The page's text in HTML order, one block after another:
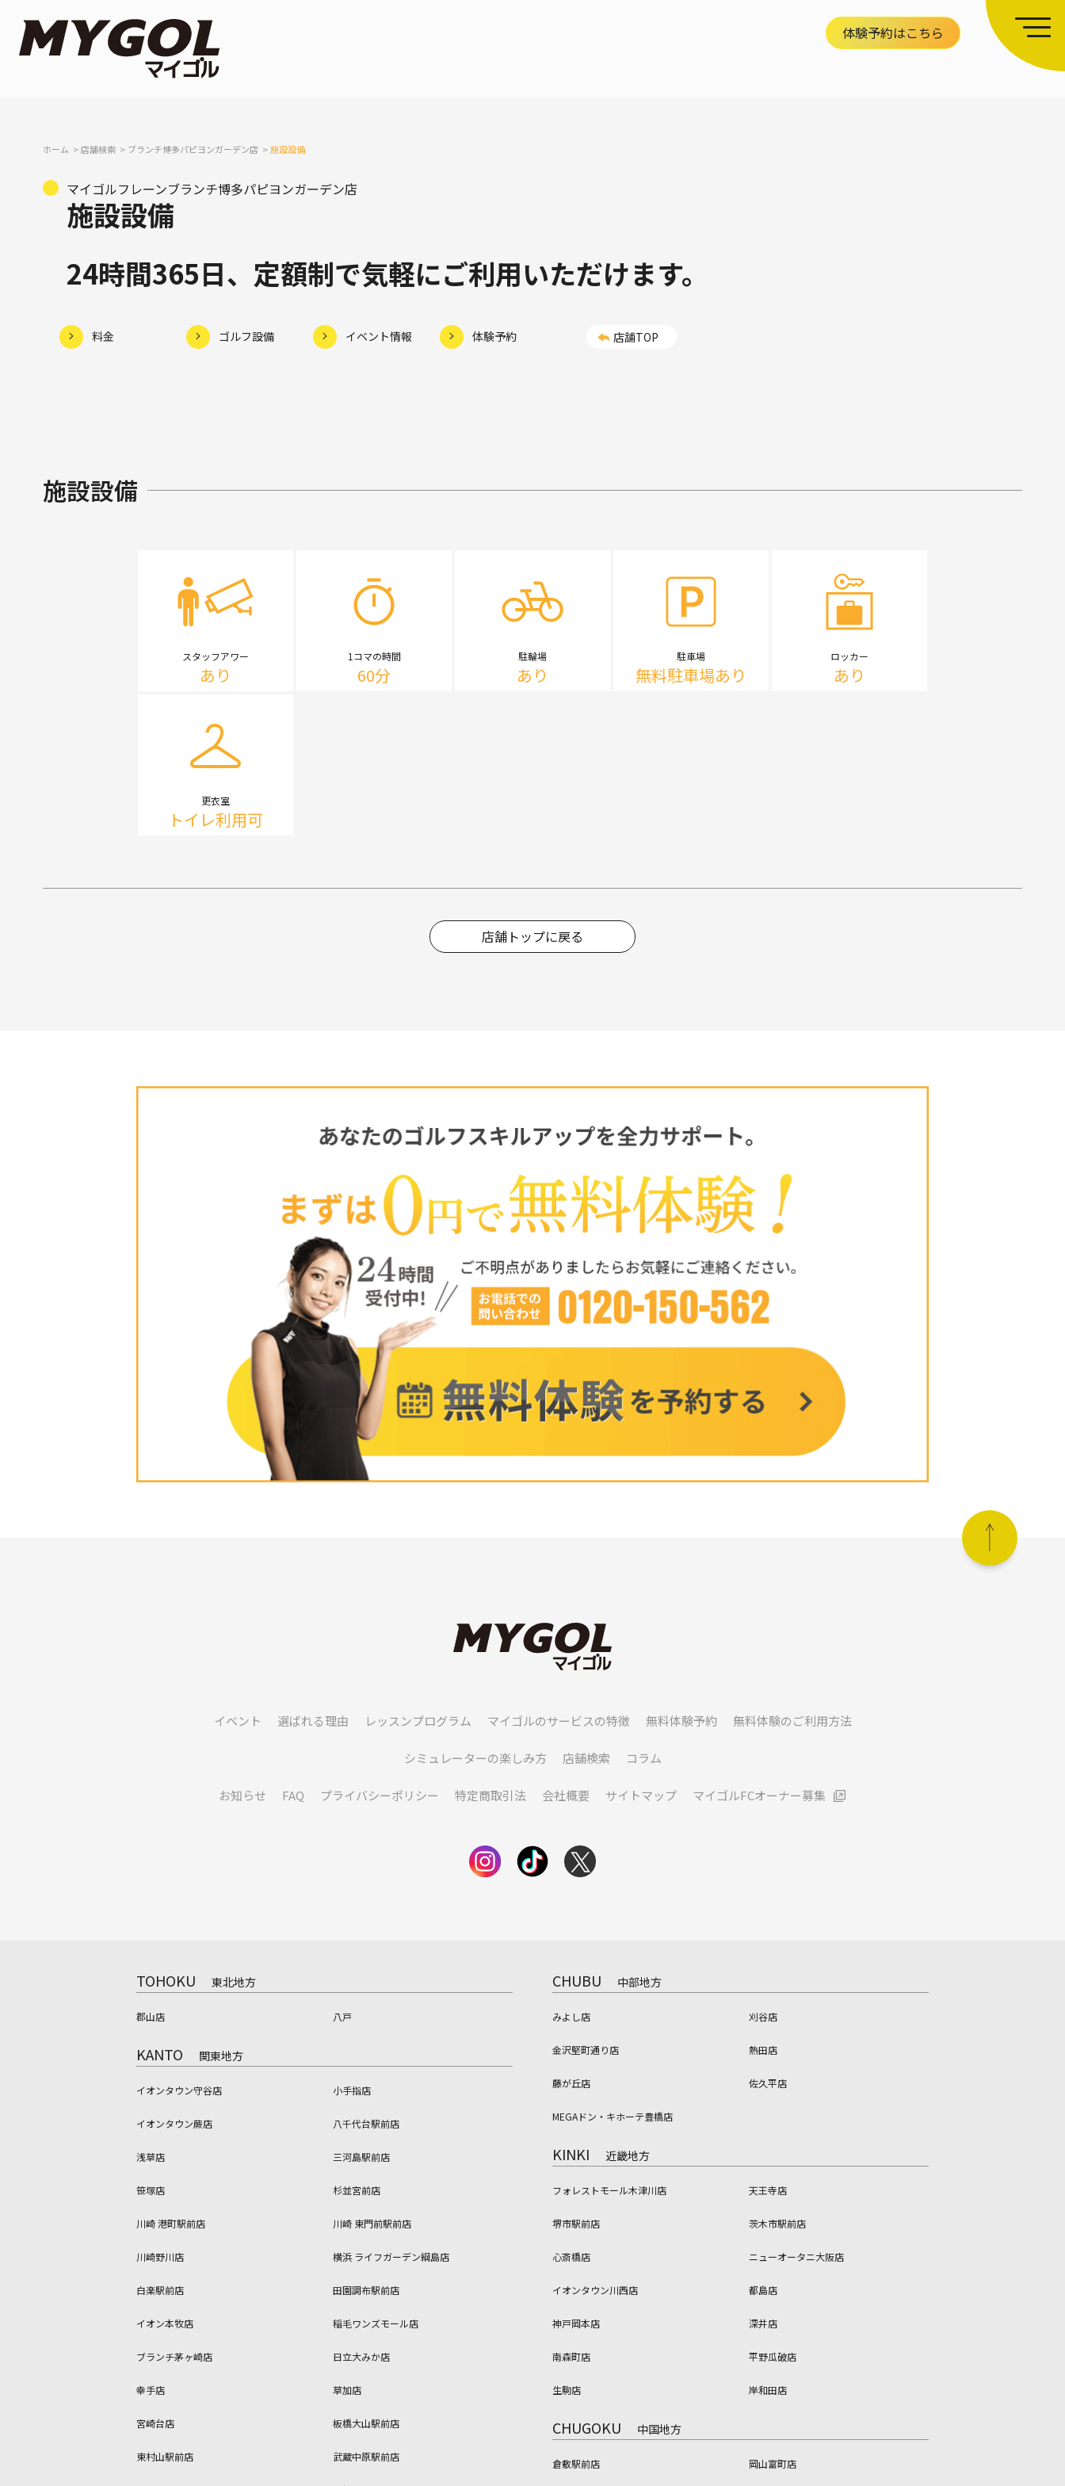
体験予約はこちら
ホーム 店舗検索 ブランチ博多パピヨンガーデン店 施設設備
マイゴルフレーンブランチ博多パピヨンガーデン店
施設設備
24時間365日、定額制で気軽にご利用いただけます。
料金 ゴルフ設備 イベント情報 体験予約 店舗TOP
施設設備
スタッフアワー
あり
1コマの時間
60分
駐輪場
あり
駐車場
無料駐車場あり
ロッカー
あり
更衣室
トイレ利用可
店舗トップに戻る
イベント 選ばれる理由 レッスンプログラム マイゴルのサービスの特徴 無料体験予約 無料体験のご利用方法
シミュレーターの楽しみ方 店舗検索 コラム
お知らせ FAQ プライバシーポリシー 特定商取引法 会社概要 サイトマップ マイゴルFCオーナー募集
TOHOKU 東北地方
郡山店 八戸
KANTO 関東地方
イオンタウン守谷店 小手指店
イオンタウン蕨店 八千代台駅前店
浅草店 三河島駅前店
笹塚店 杉並宮前店
川崎 港町駅前店 川崎 東門前駅前店
川崎野川店 横浜 ライフガーデン綱島店
白楽駅前店 田園調布駅前店
イオン本牧店 稲毛ワンズモール店
ブランチ茅ヶ崎店 日立大みか店
幸手店 草加店
宮崎台店 板橋大山駅前店
東村山駅前店 武蔵中原駅前店
CHUBU 中部地方
みよし店 刈谷店
金沢堅町通り店 熱田店
藤が丘店 佐久平店
MEGAドン・キホーテ豊橋店
KINKI 近畿地方
フォレストモール木津川店 天王寺店
堺市駅前店 茨木市駅前店
心斎橋店 ニューオータニ大阪店
イオンタウン川西店 都島店
神戸岡本店 深井店
南森町店 平野瓜破店
生駒店 岸和田店
CHUGOKU 中国地方
倉敷駅前店 岡山富町店